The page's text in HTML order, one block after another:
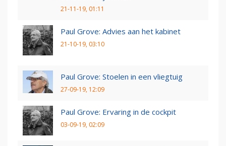
21-11-19, 01:11
Paul Grove: Advies aan het kabinet
21-10-19, 03:10
Paul Grove: Stoelen in een vliegtuig
27-09-19, 12:09
Paul Grove: Ervaring in de cockpit
03-09-19, 02:09